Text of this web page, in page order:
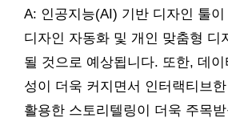
A: 인공지능(AI) 기반 디자인 툴이
디자인 자동화 및 개인 맞춤형 디
될 것으로 예상됩니다. 또한, 데
성이 더욱 커지면서 인터랙티브
활용한 스토리텔링이 더욱 주목